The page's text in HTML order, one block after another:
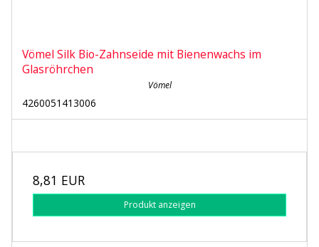
Vömel Silk Bio-Zahnseide mit Bienenwachs im
Glasröhrchen
Vömel
4260051413006
8,81 EUR
Produkt anzeigen